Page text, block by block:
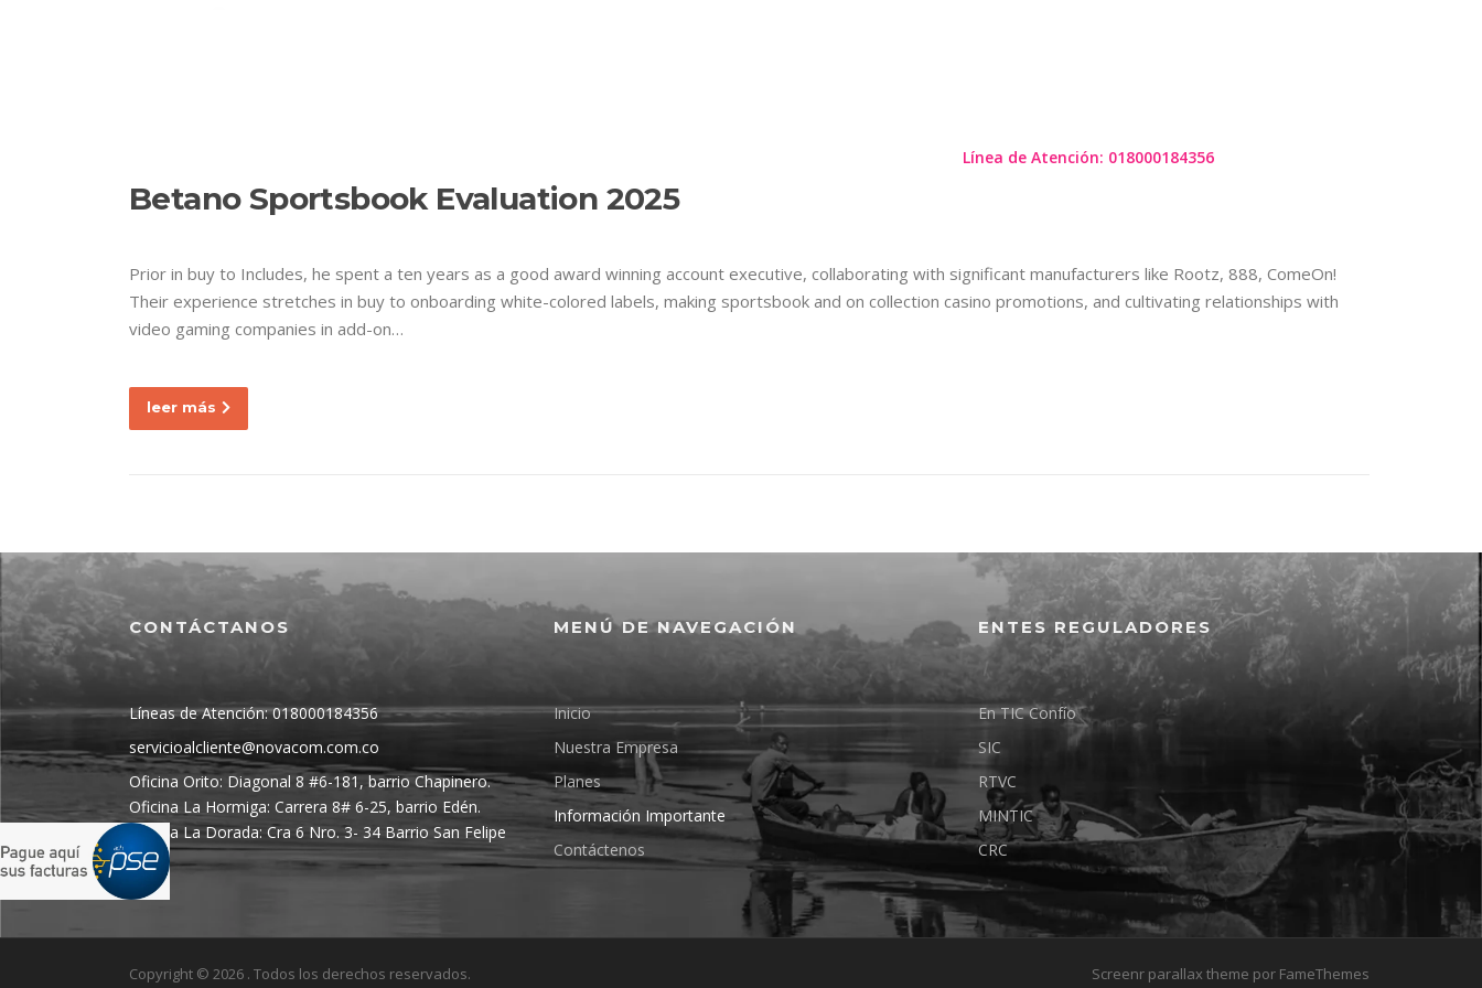
Línea de Atención: 018000184356
Betano Sportsbook Evaluation 2025
Prior in buy to Includes, he spent a ten years as a good award winning account executive, collaborating with significant manufacturers like Rootz, 888, ComeOn!
Their experience stretches in buy to onboarding white-colored labels, making sportsbook and on collection casino promotions, and cultivating relationships with
video gaming companies in add-on…
leer más
CONTÁCTANOS
Líneas de Atención: 018000184356
servicioalcliente@novacom.com.co
Oficina Orito: Diagonal 8 #6-181, barrio Chapinero.
Oficina La Hormiga: Carrera 8# 6-25, barrio Edén.
Oficina La Dorada: Cra 6 Nro. 3- 34 Barrio San Felipe
MENÚ DE NAVEGACIÓN
Inicio
Nuestra Empresa
Planes
Información Importante
Contáctenos
ENTES REGULADORES
En TIC Confío
SIC
RTVC
MINTIC
CRC
Copyright © 2026 . Todos los derechos reservados. Screenr parallax theme por FameThemes